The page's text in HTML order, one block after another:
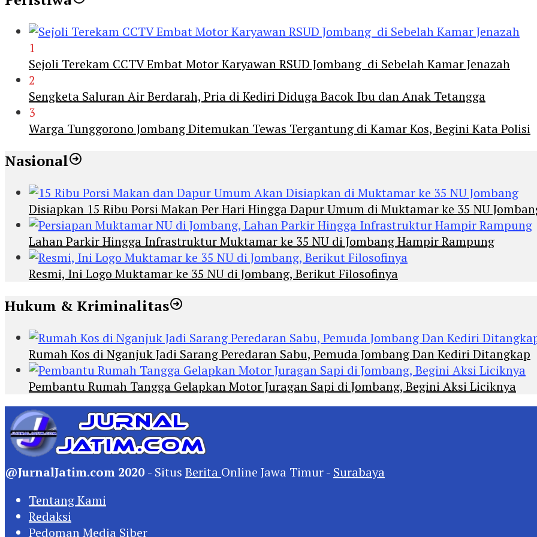
1
Sejoli Terekam CCTV Embat Motor Karyawan RSUD Jombang di Sebelah Kamar Jenazah
2
Sengketa Saluran Air Berdarah, Pria di Kediri Diduga Bacok Ibu dan Anak Tetangga
3
Warga Tunggorono Jombang Ditemukan Tewas Tergantung di Kamar Kos, Begini Kata Polisi
Nasional
Disiapkan 15 Ribu Porsi Makan Per Hari Hingga Dapur Umum di Muktamar ke 35 NU
Lahan Parkir Hingga Infrastruktur Muktamar ke 35 NU di Jombang Hampir Rampung
Resmi, Ini Logo Muktamar ke 35 NU di Jombang, Berikut Filosofinya
Hukum & Kriminalitas
Rumah Kos di Nganjuk Jadi Sarang Peredaran Sabu, Pemuda Jombang Dan Kediri Ditangkap
Pembantu Rumah Tangga Gelapkan Motor Juragan Sapi di Jombang, Begini Aksi Liciknya
@JurnalJatim.com 2020 - Situs Berita Online Jawa Timur - Surabaya
Tentang Kami
Redaksi
Pedoman Media Siber